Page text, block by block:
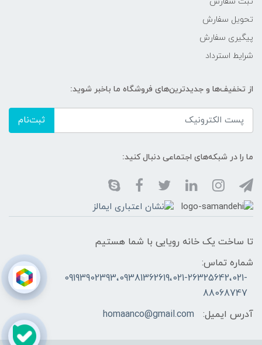
تحویل سفارش
پیگیری سفارش
شرایط استرداد
از تخفیف‌ها و جدیدترین‌های فروشگاه ما باخبر شوید:
ثبت‌نام
ما را در شبکه‌های اجتماعی دنبال کنید:
تا ساخت یک خانه رویایی با شما هستیم
شماره تماس:
09193902393،09381362619،021-26325642،021-
88068747
آدرس ایمیل:
homaanco@gmail.com